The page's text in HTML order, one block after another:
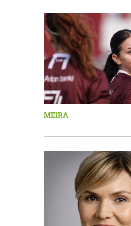
MEIRA